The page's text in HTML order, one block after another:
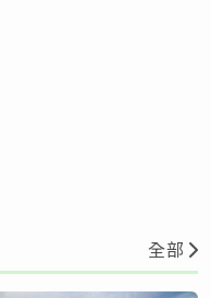
全部